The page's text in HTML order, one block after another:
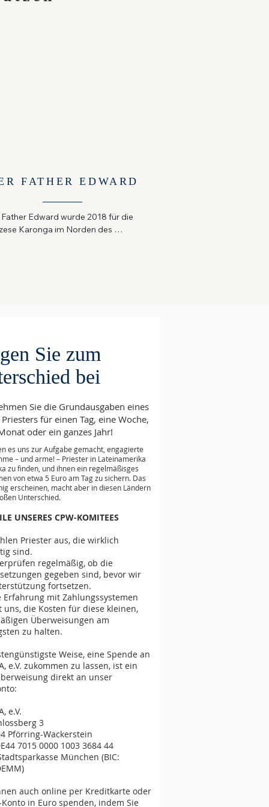
FATHER EDWARD
Edward wurde 2018 für die
Karonga im Norden des
Ausbildung der Laien in
Diözese beauftragt. Das ist
erhebliche Herausforderung, da
(meistens Fischer und Bauern)
wenig Freizeit haben und auch am
nur eine sehr rudimentäre
haben. Dazu hat
Edward auch seine eigene
zu betreuen.
meisten Ländern der Welt sind
ihres Pfarrers zu
von Father Edward
schaffen sie es wegen der
Armut nicht. KANELA
Father Edward mit einem
Beitrag von ca. 160 Euro.
Sie zum
bei
Sie die Grundausgaben eines
für einen Tag, eine Woche,
oder ein ganzes Jahr!
es uns zur Aufgabe gemacht, engagierte
– und arme! – Priester in Lateinamerika
zu finden, und ihnen ein regelmäßisges
von etwa 5 Euro am Tag zu sichern. Das
erscheinen, macht aber in diesen Ländern
Unterschied.
UNSERES CPW-KOMITEES
Priester aus, die wirklich
sind.
regelmäßig, ob die
gegeben sind, bevor wir
fortsetzen.
Erfahrung mit Zahlungssystemen
uns, die Kosten für diese kleinen,
Überweisungen am
zu halten.
Weise, eine Spende an
e.V. zukommen zu lassen, ist ein
direkt an unser
e.V.
3
Pförring-Wackerstein
7015 0000 1003 3684 44
München (BIC:
auch online per Kreditkarte oder
Konto in Euro spenden, indem Sie